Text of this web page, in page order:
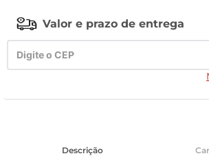
Valor e prazo de entrega
Descrição